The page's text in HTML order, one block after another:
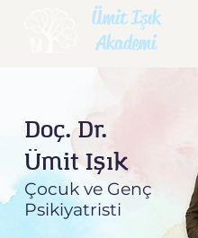
Ümit Işık
Akademi
Doç. Dr.
Ümit Işık
Çocuk ve Genç
Psikiyatristi